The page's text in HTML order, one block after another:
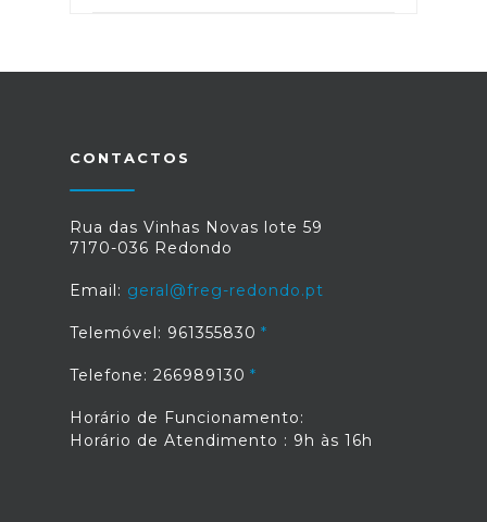
CONTACTOS
Rua das Vinhas Novas lote 59
7170-036 Redondo
Email: geral@freg-redondo.pt
Telemóvel: 961355830
Telefone: 266989130
Horário de Funcionamento:
Horário de Atendimento : 9h às 16h